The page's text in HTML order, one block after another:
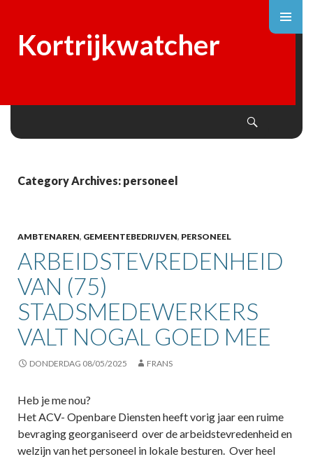
Kortrijkwatcher
Category Archives: personeel
AMBTENAREN, GEMEENTEBEDRIJVEN, PERSONEEL
ARBEIDSTEVREDENHEID
VAN (75)
STADSMEDEWERKERS
VALT NOGAL GOED MEE
DONDERDAG 08/05/2025 FRANS
Heb je me nou?
Het ACV- Openbare Diensten heeft vorig jaar een ruime
bevraging georganiseerd over de arbeidstevredenheid en
welzijn van het personeel in lokale besturen. Over heel